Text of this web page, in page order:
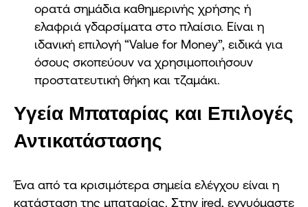
ορατά σημάδια καθημερινής χρήσης ή
ελαφριά γδαρσίματα στο πλαίσιο. Είναι η
ιδανική επιλογή “Value for Money”, ειδικά για
όσους σκοπεύουν να χρησιμοποιήσουν
προστατευτική θήκη και τζαμάκι.
Υγεία Μπαταρίας και Επιλογές
Αντικατάστασης
Ένα από τα κρισιμότερα σημεία ελέγχου είναι η
κατάσταση της μπαταρίας. Στην ired, εγγυόμαστε